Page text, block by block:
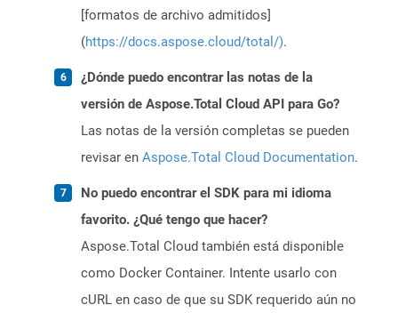
[formatos de archivo admitidos]
(https://docs.aspose.cloud/total/).
¿Dónde puedo encontrar las notas de la
versión de Aspose.Total Cloud API para Go?
Las notas de la versión completas se pueden
revisar en Aspose.Total Cloud Documentation.
No puedo encontrar el SDK para mi idioma
favorito. ¿Qué tengo que hacer?
Aspose.Total Cloud también está disponible
como Docker Container. Intente usarlo con
cURL en caso de que su SDK requerido aún no